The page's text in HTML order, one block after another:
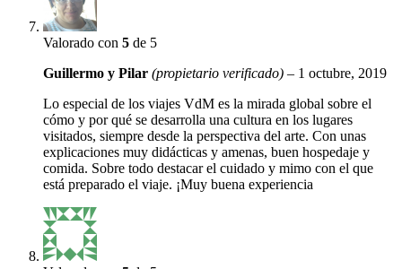
Valorado con 5 de 5
Guillermo y Pilar (propietario verificado) – 1 octubre, 2019
Lo especial de los viajes VdM es la mirada global sobre el
cómo y por qué se desarrolla una cultura en los lugares
visitados, siempre desde la perspectiva del arte. Con unas
explicaciones muy didácticas y amenas, buen hospedaje y
comida. Sobre todo destacar el cuidado y mimo con el que
está preparado el viaje. ¡Muy buena experiencia